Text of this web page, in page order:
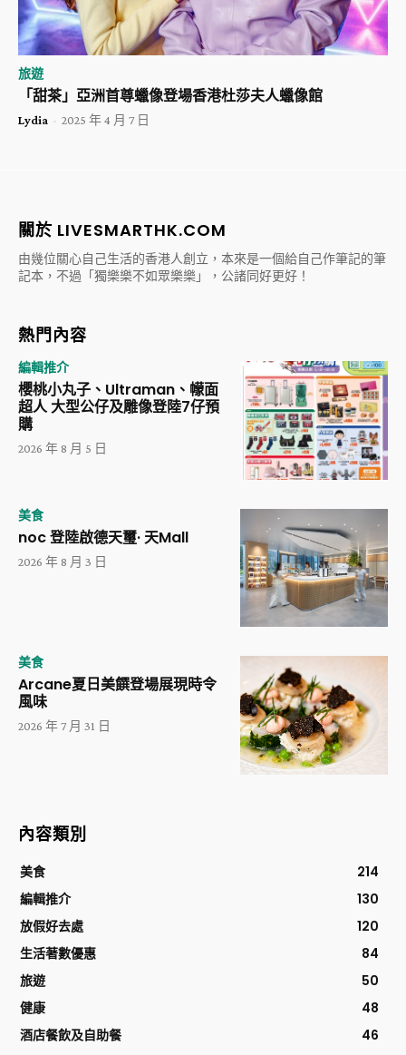
旅遊
「甜茶」亞洲首尊蠟像登場香港杜莎夫人蠟像館
Lydia - 2025 年 4 月 7 日
關於 LIVESMARTHK.COM
由幾位關心自己生活的香港人創立，本來是一個給自己作筆記的筆
記本，不過「獨樂樂不如眾樂樂」，公諸同好更好！
熱門內容
編輯推介
櫻桃小丸子、Ultraman、幪面
超人 大型公仔及雕像登陸7仔預
購
2026 年 8 月 5 日
美食
noc 登陸啟德天璽· 天Mall
2026 年 8 月 3 日
美食
Arcane夏日美饌登場展現時令
風味
2026 年 7 月 31 日
內容類別
美食
214
編輯推介
130
放假好去處
120
生活著數優惠
84
旅遊
50
健康
48
酒店餐飲及自助餐
46